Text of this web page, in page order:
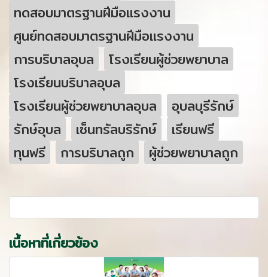
ทดสอบมาตรฐานฝีมือแรงงาน
ศูนย์ทดสอบมาตรฐานฝีมือแรงงาน
การบริบาลอุบล
โรงเรียนผู้ช่วยพยาบาล
โรงเรียนบริบาลอุบล
โรงเรียนผู้ช่วยพยาบาลอุบล
อุบลบุรีรักษ์
รักษ์อุบล
เซ็นทรัลบริรักษ์
เรียนฟรี
ทุนฟรี
การบริบาลถูก ผู้ช่วยพยาบาลถูก
เนื้อหาที่เกี่ยวข้อง